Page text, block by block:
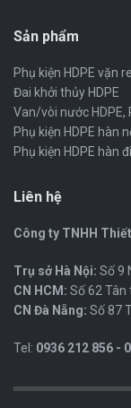
Sản phẩm
Phụ kiện HDPE vặn
Đai khởi thủy HDPE
Van/vòi nước HDPE,
Phụ kiện HDPE hàn
Phụ kiện HDPE hàn
Liên hệ
Công ty TNHH
Trụ sở Hà Nội: Số 9
CN HCM: Số 62 Tân
CN Đà Nẵng: Số 87
Tel: 0936 212 856 -